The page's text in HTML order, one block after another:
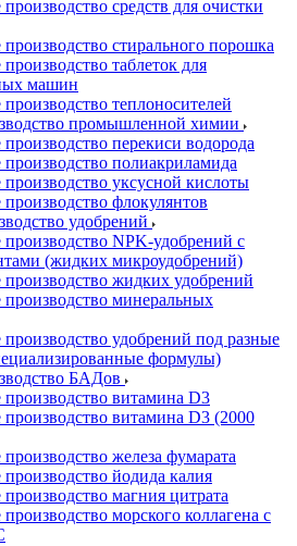
средств для очистки
стирального порошка
таблеток для
машин
теплоносителей
промышленной химии
перекиси водорода
производство полиакриламида
производство уксусной кислоты
флокулянтов
удобрений
производство NPK-удобрений с
(жидких микроудобрений)
производство жидких удобрений
производство минеральных
производство удобрений под разные
формулы)
БАДов
производство витамина D3
производство витамина D3 (2000
железа фумарата
йодида калия
магния цитрата
морского коллагена с